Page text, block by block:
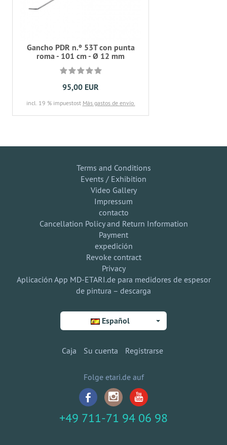
Gancho PDR n.º 53T con punta
roma - 101 cm - Ø 12 mm
95,00 EUR
incl. 19 % impuestost Más gastos de envío.
Terms and Conditions
Events / Exhibition
Video Gallery
Impressum
contacto
Cancellation Policy and Return Information
Payment
expedición
Revoke contract
Privacy
Aplicación App MD-ETARI.de para medidores de espesor
de pintura – descarga
Español
Caja Su cuenta Registrarse
Folge etari.de auf
+49 711-71 94 06 98